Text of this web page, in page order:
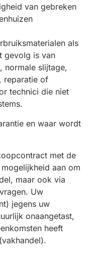
van gebreken
als
gevolg is van
normale slijtage,
reparatie of
technici die niet
en waar wordt
met de
aan om
maar ook via
Uw
jegens uw
onaangetast,
heeft